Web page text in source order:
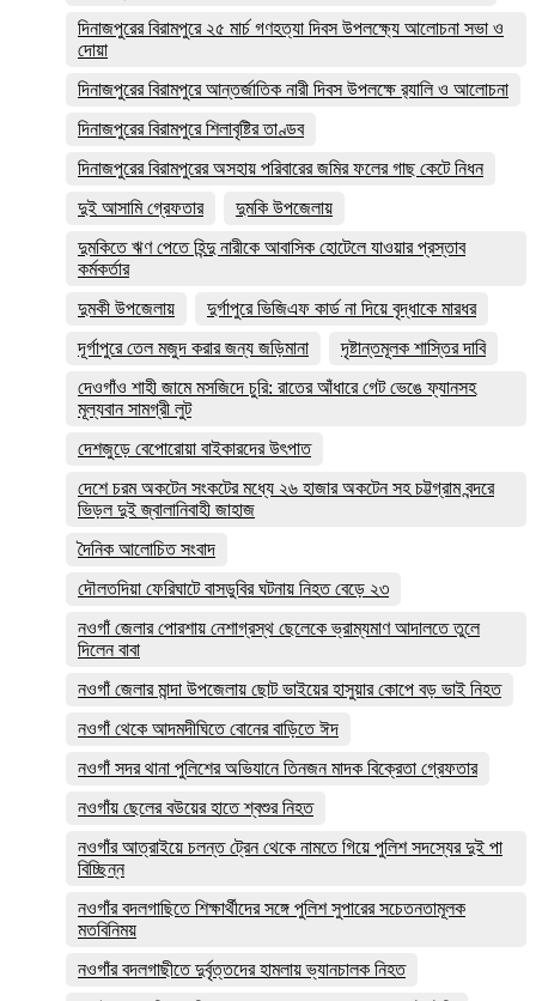
দিনাজপুরের ‎বিরামপুরে ২৫ মার্চ গণহত্যা দিবস উপলক্ষ্যে আলোচনা সভা ও
দোয়া
দিনাজপুরের বিরামপুরে আন্তর্জাতিক নারী দিবস উপলক্ষে র‍্যালি ও আলোচনা
দিনাজপুরের বিরামপুরে শিলাবৃষ্টির তাণ্ডব
দিনাজপুরের বিরামপুরের অসহায় পরিবারের জমির ফলের গাছ কেটে নিধন
দুই আসামি গ্রেফতার
দুমকি উপজেলায়
দুমকিতে ঋণ পেতে হিন্দু নারীকে আবাসিক হোটেলে যাওয়ার প্রস্তাব
কর্মকর্তার
দুমকী উপজেলায়
দুর্গাপুরে ভিজিএফ কার্ড না দিয়ে বৃদ্ধাকে মারধর
দূর্গাপুরে তেল মজুদ করার জন্য জড়িমানা
দৃষ্টান্তমূলক শাস্তির দাবি
দেওগাঁও শাহী জামে মসজিদে চুরি: রাতের আঁধারে গেট ভেঙে ফ্যানসহ
মূল্যবান সামগ্রী লুট
দেশজুড়ে বেপোরোয়া বাইকারদের উৎপাত
দেশে চরম অকটেন সংকটের মধ্যে ২৬ হাজার অকটেন সহ চট্টগ্রাম বন্দরে
ভিড়ল দুই জ্বালানিবাহী জাহাজ
দৈনিক আলোচিত সংবাদ
দৌলতদিয়া ফেরিঘাটে বাসডুবির ঘটনায় নিহত বেড়ে ২৩
নওগাঁ জেলার পোরশায় নেশাগ্রস্থ ছেলেকে ভ্রাম্যমাণ আদালতে তুলে
দিলেন বাবা
নওগাঁ জেলার মান্দা উপজেলায় ছোট ভাইয়ের হাসুয়ার কোপে বড় ভাই নিহত
নওগাঁ থেকে আদমদীঘিতে বোনের বাড়িতে ঈদ
নওগাঁ সদর থানা পুলিশের অভিযানে তিনজন মাদক বিক্রেতা গ্রেফতার
নওগাঁয় ছেলের বউয়ের হাতে শ্বশুর নিহত
নওগাঁর আত্রাইয়ে চলন্ত ট্রেন থেকে নামতে গিয়ে পুলিশ সদস্যের দুই পা
বিচ্ছিন্ন
নওগাঁর বদলগাছিতে শিক্ষার্থীদের সঙ্গে পুলিশ সুপারের সচেতনতামূলক
মতবিনিময়
নওগাঁর বদলগাছীতে দুর্বৃত্তদের হামলায় ভ্যানচালক নিহত